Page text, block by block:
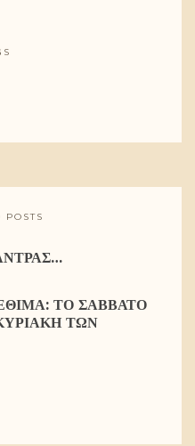
POSTS
ΤΟ ΣΆΒΒΑΤΟ
ΤΩΝ